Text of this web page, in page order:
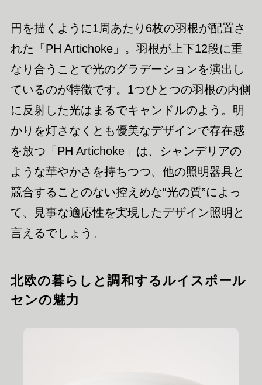
円を描くように1周あたり6枚の羽根が配置さ
れた「PH Artichoke」。羽根が上下12段に重
なり合うことで光のグラデーションを演出し
ているのが特徴です。1つひとつの羽根の内側
に反射した光はまるでキャンドルのよう。明
かりを灯さなくとも優美なデザインで存在感
を放つ「PH Artichoke」は、シャンデリアの
ような華やかさを持ちつつ、他の照明器具と
競合することのない控えめな“光の質”によっ
て、見事な適応性を実現したデザイン照明と
言えるでしょう。
北欧の暮らしと調和するルイスポール
センの魅力